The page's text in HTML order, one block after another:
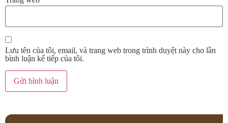
Lưu tên của tôi, email, và trang web trong trình duyệt này cho lần
bình luận kế tiếp của tôi.